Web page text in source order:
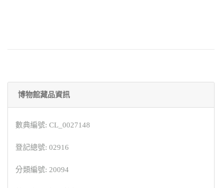
博物館藏品資訊
數典編號: CL_0027148
登記總號: 02916
分類編號: 20094